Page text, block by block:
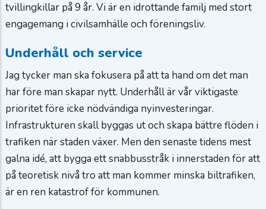
tvillingkillar på 9 år. Vi är en idrottande familj med stort
engagemang i civilsamhälle och föreningsliv.
Underhåll och service
Jag tycker man ska fokusera på att ta hand om det man
har före man skapar nytt. Underhåll är vår viktigaste
prioritet före icke nödvändiga nyinvesteringar.
Infrastrukturen skall byggas ut och skapa bättre flöden i
trafiken när staden växer. Men den senaste tidens mest
galna idé, att bygga ett snabbusstråk i innerstaden för att
på teoretisk nivå tro att man kommer minska biltrafiken,
är en ren katastrof för kommunen.